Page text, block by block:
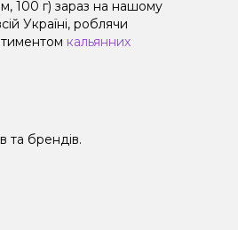
100 г) зараз на нашому
Україні, роблячи
кальянних
та брендів.